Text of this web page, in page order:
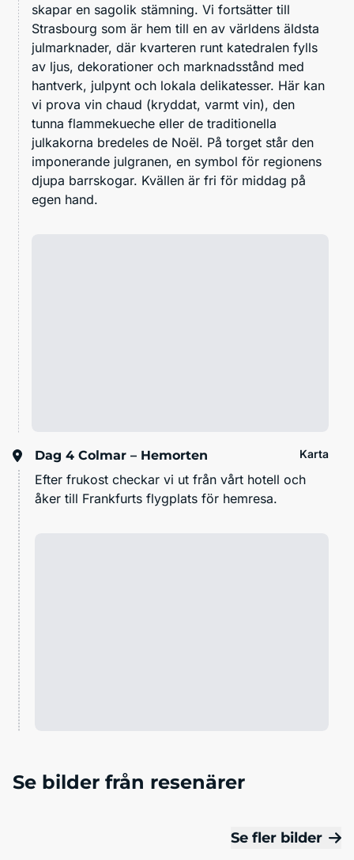
skapar en sagolik stämning. Vi fortsätter till
Strasbourg som är hem till en av världens äldsta
julmarknader, där kvarteren runt katedralen fylls
av ljus, dekorationer och marknadsstånd med
hantverk, julpynt och lokala delikatesser. Här kan
vi prova vin chaud (kryddat, varmt vin), den
tunna flammekueche eller de traditionella
julkakorna bredeles de Noël. På torget står den
imponerande julgranen, en symbol för regionens
djupa barrskogar. Kvällen är fri för middag på
egen hand.
Dag 4 Colmar – Hemorten Karta
Efter frukost checkar vi ut från vårt hotell och
åker till Frankfurts flygplats för hemresa.
Se bilder från resenärer
Se fler bilder